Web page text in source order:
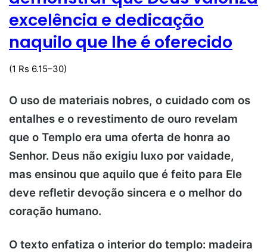
excelência e dedicação
naquilo que lhe é oferecido
(1 Rs 6.15–30)
O uso de materiais nobres, o cuidado com os
entalhes e o revestimento de ouro revelam
que o Templo era uma oferta de honra ao
Senhor. Deus não exigiu luxo por vaidade,
mas ensinou que aquilo que é feito para Ele
deve refletir devoção sincera e o melhor do
coração humano.
O texto enfatiza o interior do templo: madeira